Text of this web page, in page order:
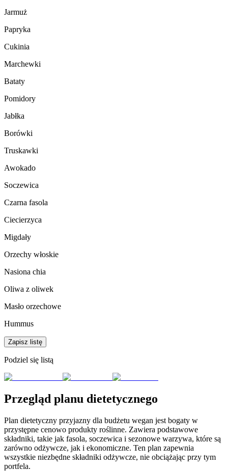
Jarmuż
Papryka
Cukinia
Marchewki
Bataty
Pomidory
Jabłka
Borówki
Truskawki
Awokado
Soczewica
Czarna fasola
Ciecierzyca
Migdały
Orzechy włoskie
Nasiona chia
Oliwa z oliwek
Masło orzechowe
Hummus
Zapisz listę
Podziel się listą
Przegląd planu dietetycznego
Plan dietetyczny przyjazny dla budżetu wegan jest bogaty w
przystępne cenowo produkty roślinne. Zawiera podstawowe
składniki, takie jak fasola, soczewica i sezonowe warzywa, które są
zarówno odżywcze, jak i ekonomiczne. Ten plan zapewnia
wszystkie niezbędne składniki odżywcze, nie obciążając przy tym
portfela.